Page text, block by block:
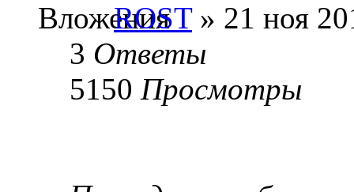
ROST» 21 ноя
3 Ответы
5150 Просмотры